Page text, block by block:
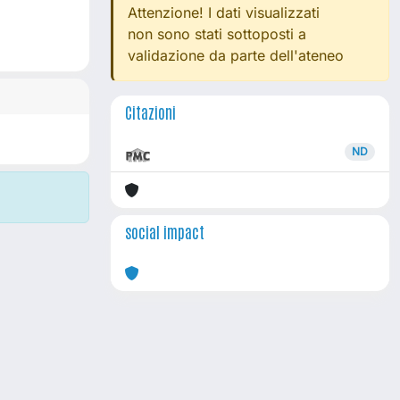
Attenzione! I dati visualizzati
non sono stati sottoposti a
validazione da parte dell'ateneo
Citazioni
ND
social impact